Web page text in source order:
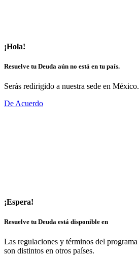
¡Hola!
Resuelve tu Deuda aún no está en tu país.
Serás redirigido a nuestra sede en México.
De Acuerdo
¡Espera!
Resuelve tu Deuda está disponible en
Las regulaciones y términos del programa
son distintos en otros países.